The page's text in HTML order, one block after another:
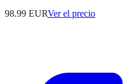
98.99 EURVer el precio